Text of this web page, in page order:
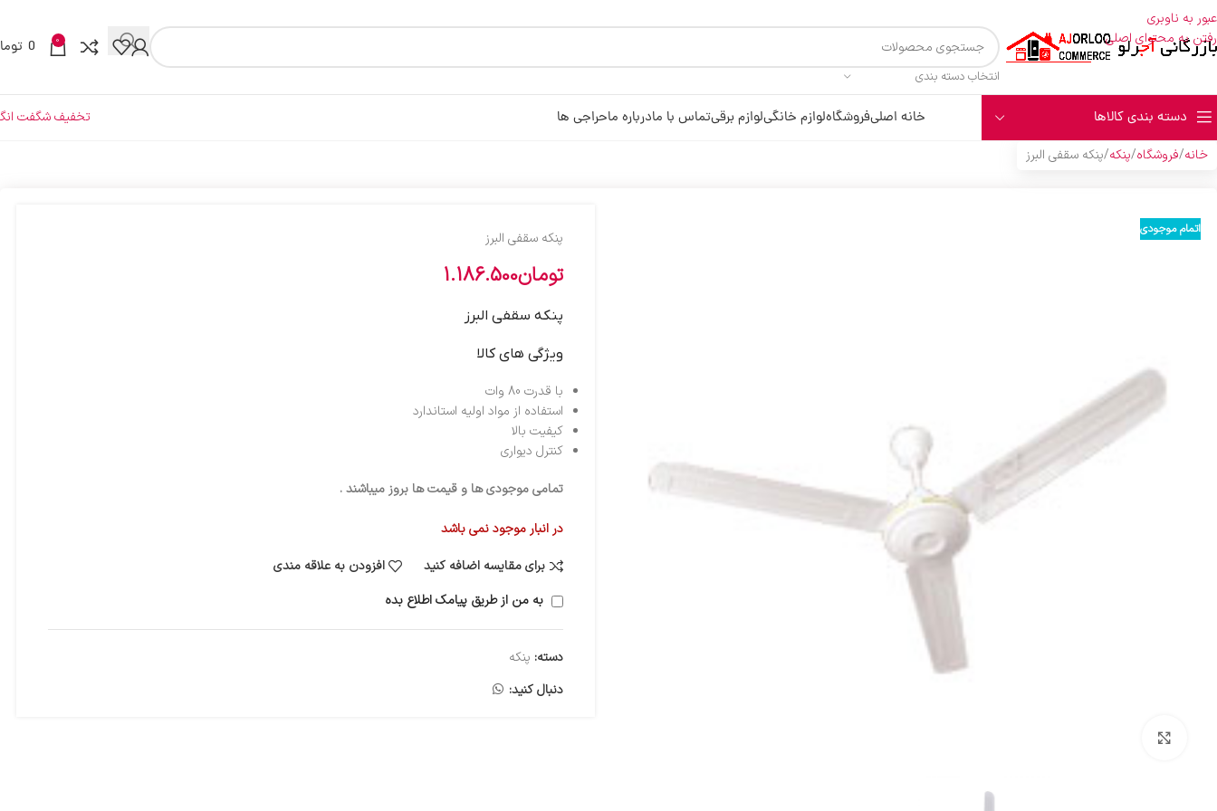
عبور به ناوبری
رفتن به محتوای اصلی
انتخاب دسته بندی
0
0
دسته بندی کالاها خانه اصلیفروشگاهلوازم خانگیلوازم برقیتماس با مادرباره ماحراجی ها
تخفیف شگفت
خانه فروشگاه پنکه پنکه سقفي البرز
اتمام موجودی پنکه سقفي البرز
تومان1.186.500
پنکه سقفی البرز
ویژگی های کالا
با قدرت 80 وات
استفاده از مواد اوليه استاندارد
كيفيت بالا
کنترل دیواری
تمامی موجودی ها و قیمت ها بروز میباشند .
در انبار موجود نمی باشد
برای مقایسه اضافه کنید
افزودن به علاقه مندی
به من از طریق پیامک اطلاع بده
دسته: پنکه
دنبال کنید: